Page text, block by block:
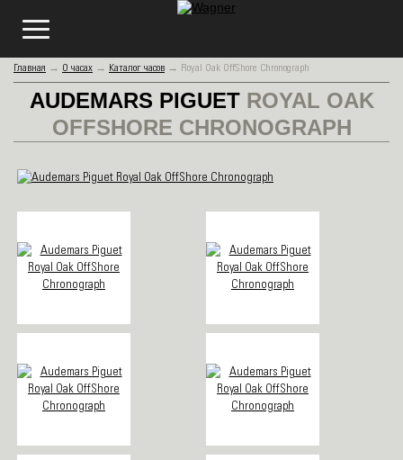
Главная → О часах → Каталог часов → Royal Oak OffShore Chronograph
AUDEMARS PIGUETROYAL OAK
OFFSHORE CHRONOGRAPH